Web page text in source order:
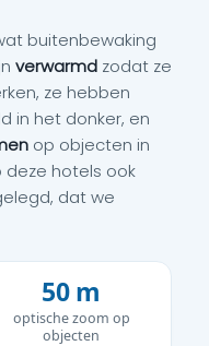
buitenbewaking
verwarmd zodat ze
ze hebben
in het donker, en
op objecten in
deze hotels ook
dat we
50 m
optische zoom op
objecten